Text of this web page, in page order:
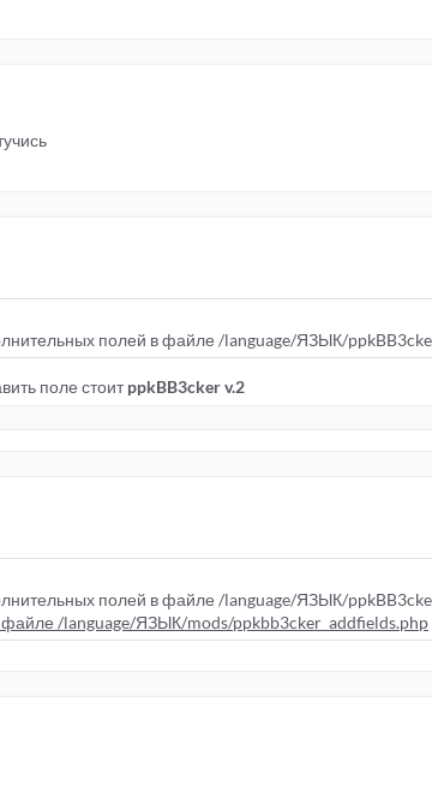
полей в файле /language/ЯЗЫК/
поле стоитppkBB3cker v.2
полей в файле /language/ЯЗЫК/
файле /language/ЯЗЫК/mods/ppkbb3cker_addfields.php